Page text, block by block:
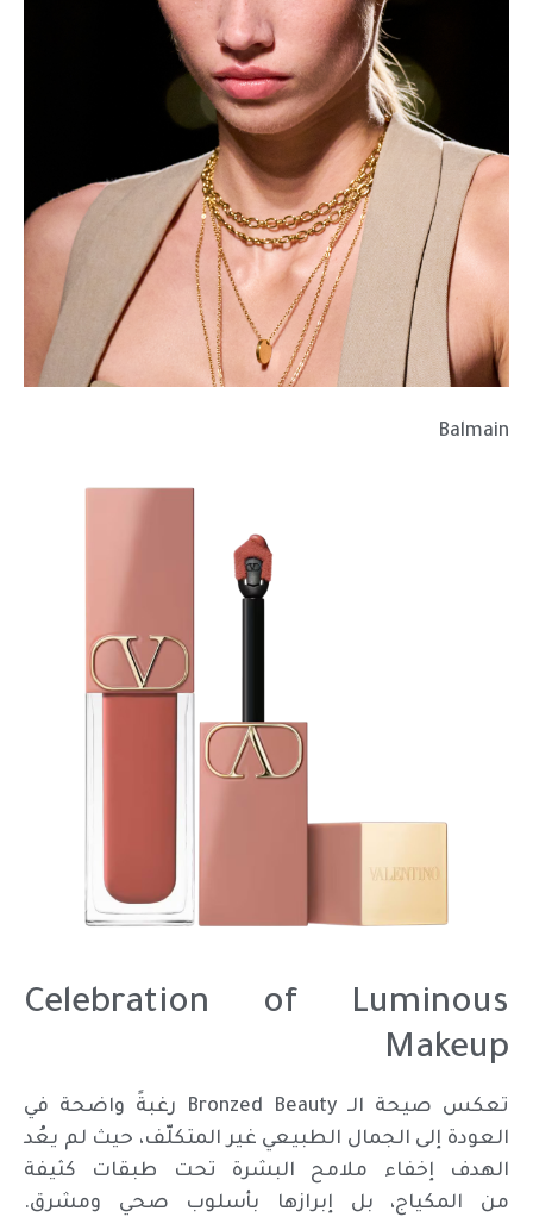
Balmain
Celebration of Luminous
Makeup
تعكس صيحة الـ Bronzed Beauty رغبةً واضحة في
العودة إلى الجمال الطبيعي غير المتكلّف، حيث لم يعُد
الهدف إخفاء ملامح البشرة تحت طبقات كثيفة
من المكياج، بل إبرازها بأسلوب صحي ومشرق.